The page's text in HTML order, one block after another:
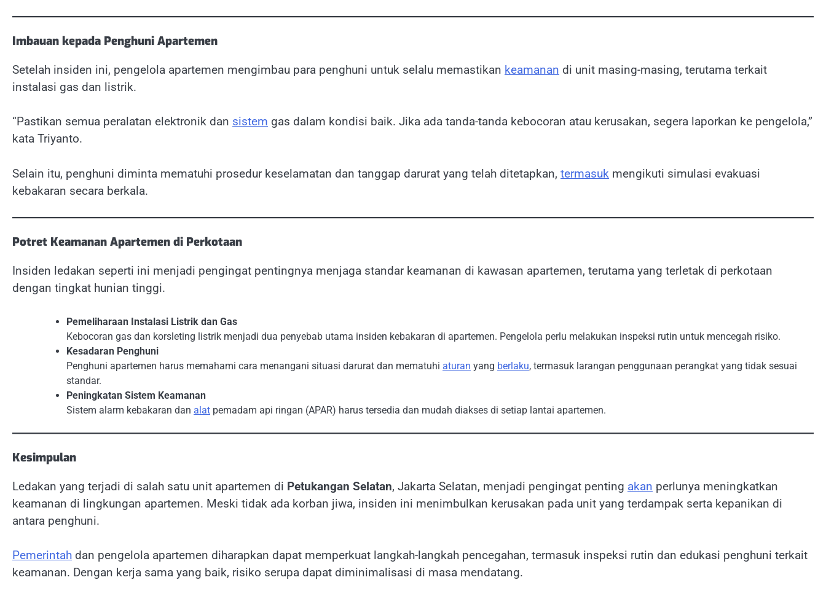
Imbauan kepada Penghuni Apartemen
Setelah insiden ini, pengelola apartemen mengimbau para penghuni untuk selalu memastikan keamanan di unit masing-masing, terutama terkait
instalasi gas dan listrik.
“Pastikan semua peralatan elektronik dan sistem gas dalam kondisi baik. Jika ada tanda-tanda kebocoran atau kerusakan, segera laporkan ke pengelola,”
kata Triyanto.
Selain itu, penghuni diminta mematuhi prosedur keselamatan dan tanggap darurat yang telah ditetapkan, termasuk mengikuti simulasi evakuasi
kebakaran secara berkala.
Potret Keamanan Apartemen di Perkotaan
Insiden ledakan seperti ini menjadi pengingat pentingnya menjaga standar keamanan di kawasan apartemen, terutama yang terletak di perkotaan
dengan tingkat hunian tinggi.
Pemeliharaan Instalasi Listrik dan Gas
Kebocoran gas dan korsleting listrik menjadi dua penyebab utama insiden kebakaran di apartemen. Pengelola perlu melakukan inspeksi rutin untuk mencegah risiko.
Kesadaran Penghuni
Penghuni apartemen harus memahami cara menangani situasi darurat dan mematuhi aturan yang berlaku, termasuk larangan penggunaan perangkat yang tidak sesuai
standar.
Peningkatan Sistem Keamanan
Sistem alarm kebakaran dan alat pemadam api ringan (APAR) harus tersedia dan mudah diakses di setiap lantai apartemen.
Kesimpulan
Ledakan yang terjadi di salah satu unit apartemen di Petukangan Selatan, Jakarta Selatan, menjadi pengingat penting akan perlunya meningkatkan
keamanan di lingkungan apartemen. Meski tidak ada korban jiwa, insiden ini menimbulkan kerusakan pada unit yang terdampak serta kepanikan di
antara penghuni.
Pemerintah dan pengelola apartemen diharapkan dapat memperkuat langkah-langkah pencegahan, termasuk inspeksi rutin dan edukasi penghuni terkait
keamanan. Dengan kerja sama yang baik, risiko serupa dapat diminimalisasi di masa mendatang.